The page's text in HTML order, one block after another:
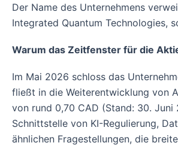
Der Name des Unternehmens
Integrated Quantum Technologies,
Warum das Zeitfenster für die
Im Mai 2026 schloss das
fließt in die Weiterentwicklung von
von rund 0,70 CAD (Stand: 30.
Schnittstelle von KI-Regulierung,
ähnlichen Fragestellungen, die